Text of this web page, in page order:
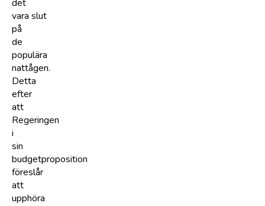
det
vara slut
på
de
populära
nattågen.
Detta
efter
att
Regeringen
i
sin
budgetproposition
föreslår
att
upphöra